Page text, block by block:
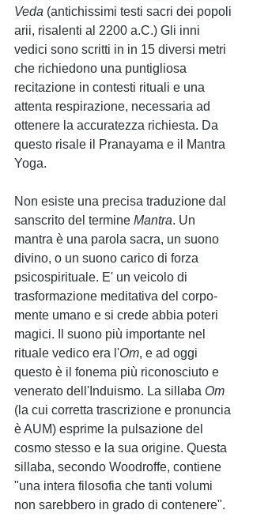
Veda (antichissimi testi sacri dei popoli
arii, risalenti al 2200 a.C.) Gli inni
vedici sono scritti in in 15 diversi metri
che richiedono una puntigliosa
recitazione in contesti rituali e una
attenta respirazione, necessaria ad
ottenere la accuratezza richiesta. Da
questo risale il Pranayama e il Mantra
Yoga.
Non esiste una precisa traduzione dal
sanscrito del termine Mantra. Un
mantra è una parola sacra, un suono
divino, o un suono carico di forza
psicospirituale. E' un veicolo di
trasformazione meditativa del corpo-
mente umano e si crede abbia poteri
magici. Il suono più importante nel
rituale vedico era l'Om, e ad oggi
questo è il fonema più riconosciuto e
venerato dell'Induismo. La sillaba Om
(la cui corretta trascrizione e pronuncia
è AUM) esprime la pulsazione del
cosmo stesso e la sua origine. Questa
sillaba, secondo Woodroffe, contiene
"una intera filosofia che tanti volumi
non sarebbero in grado di contenere".